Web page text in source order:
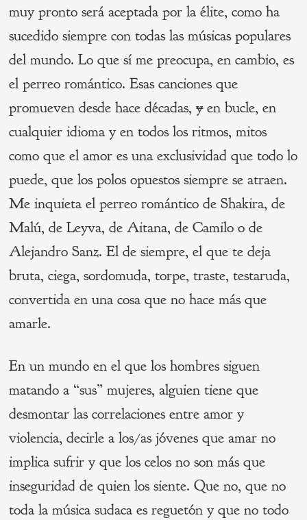
muy pronto será aceptada por la élite, como ha
sucedido siempre con todas las músicas populares
del mundo. Lo que sí me preocupa, en cambio, es
el perreo romántico. Esas canciones que
promueven desde hace décadas,yen bucle, en
cualquier idioma y en todos los ritmos, mitos
como que el amor es una exclusividad que todo lo
puede, que los polos opuestos siempre se atraen.
Me inquieta el perreo romántico de Shakira, de
Malú, de Leyva, de Aitana, de Camilo o de
Alejandro Sanz. El de siempre, el que te deja
bruta, ciega, sordomuda, torpe, traste, testaruda,
convertida en una cosa que no hace más que
amarle.
En un mundo en el que los hombres siguen
matando a “sus” mujeres, alguien tiene que
desmontar las correlaciones entre amor y
violencia, decirle a los/as jóvenes que amar no
implica sufrir y que los celos no son más que
inseguridad de quien los siente. Que no, que no
toda la música sudaca es reguetón y que no todo